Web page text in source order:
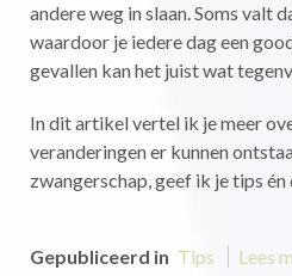
andere weg in slaan. Soms valt
waardoor je iedere dag een
gevallen kan het juist wat
In dit artikel vertel ik je meer
veranderingen er kunnen
zwangerschap, geef ik je tips
Gepubliceerd in Tips Lees